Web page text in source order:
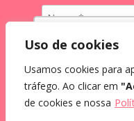
Eu concordo em
Ao informar meus
Utilizamos
como você
personalizar
Uso de cookies
Usamos cookies para
tráfego. Ao clicar em
de cookies e nossa
2024®.